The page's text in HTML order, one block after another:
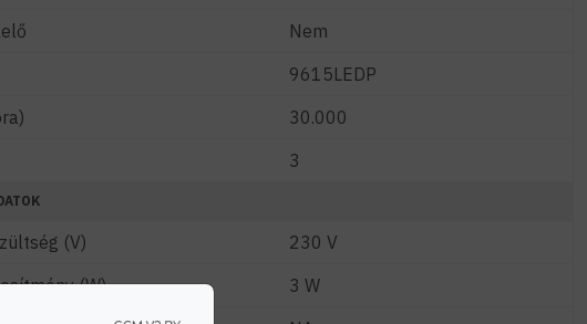
Nem
9615LEDP
30.000
3
(V)
230 V
(W)
3 W